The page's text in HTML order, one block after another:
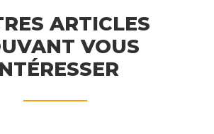
ARTICLES
VOUS